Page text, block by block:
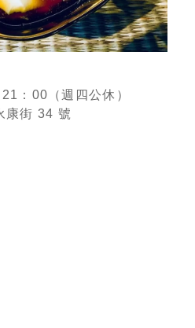
：00（週四公休）
康街 34 號